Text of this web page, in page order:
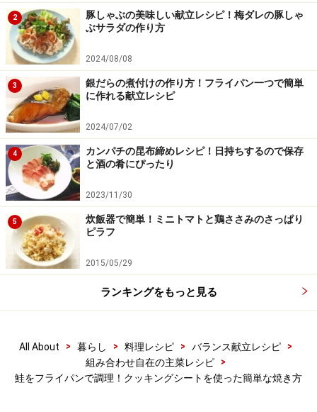
■焼き鮭に添える薬味の準備
4
薬味を作る
大根は皮をむき、おろします。大葉は軸を取り除き、縦
半分に切って軸の方から葉の先に向かってくるっとまる
め、細く千切りにします。
2
豚しゃぶの美味しい献立レシピ！梅ダレの豚しゃ
ぶサラダの作り方
2024/08/08
3
銀だらの煮付けの作り方！フライパン一つで簡単
に作れる献立レシピ
2024/07/02
4
カンパチの昆布締めレシピ！日持ちするので保存
と酒の肴にぴったり
2023/11/30
5
炊飯器で簡単！ミニトマトと鶏ささみのさっぱり
ピラフ
2015/05/29
ランキングをもっと見る
All About > 暮らし > 料理レシピ > バランス献立レシピ
>
組み合わせ自在の主菜レシピ
>
鮭をフライパンで調理！クッキングシートを使った簡単な焼き方